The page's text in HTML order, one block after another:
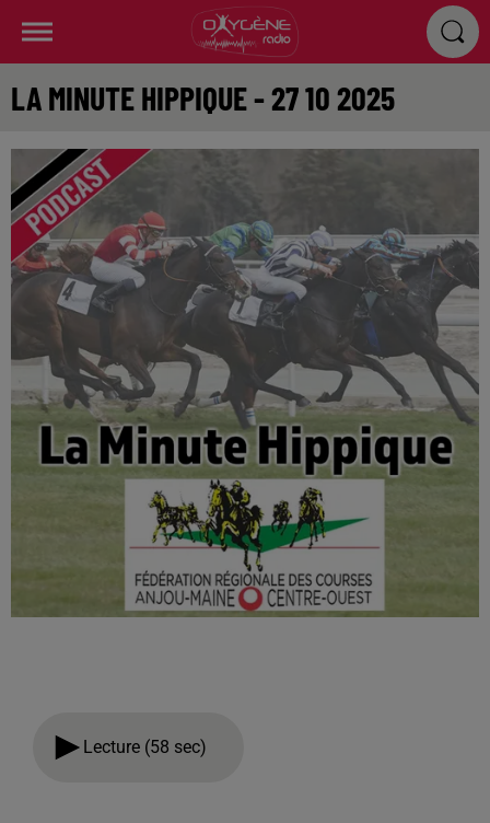
LA MINUTE HIPPIQUE - 27 10 2025
Lecture (58 sec)